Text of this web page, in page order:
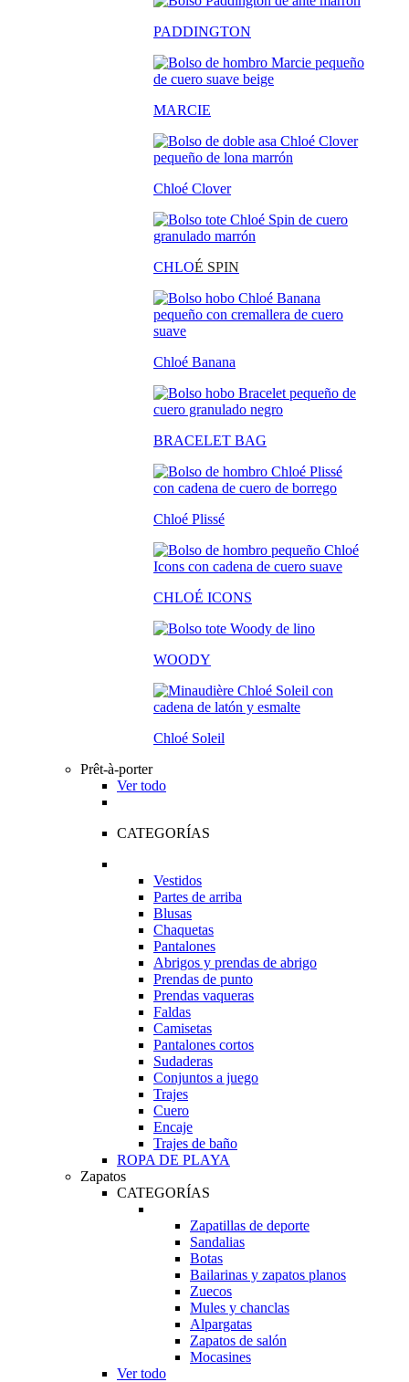
PADDINGTON
MARCIE
Chloé Clover
CHLOÉ SPIN
Chloé Banana
BRACELET BAG
Chloé Plissé
CHLOÉ ICONS
WOODY
Chloé Soleil
Prêt-à-porter
Ver todo
CATEGORÍAS
Vestidos
Partes de arriba
Blusas
Chaquetas
Pantalones
Abrigos y prendas de abrigo
Prendas de punto
Prendas vaqueras
Faldas
Camisetas
Pantalones cortos
Sudaderas
Conjuntos a juego
Trajes
Cuero
Encaje
Trajes de baño
ROPA DE PLAYA
Zapatos
CATEGORÍAS
Zapatillas de deporte
Sandalias
Botas
Bailarinas y zapatos planos
Zuecos
Mules y chanclas
Alpargatas
Zapatos de salón
Mocasines
Ver todo